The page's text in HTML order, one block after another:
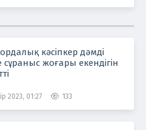
кәсіпкер дәмді
сұраныс жоғары екендігін
2023, 01:27 133